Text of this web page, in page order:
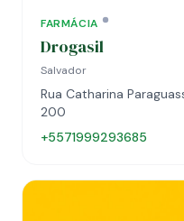
FARMÁCIA
Drogasil
Salvador
Rua Catharina
200
+5571999293685